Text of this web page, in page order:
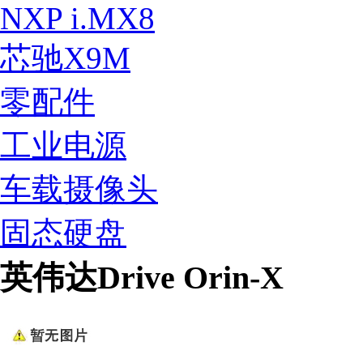
NXP i.MX8
芯驰X9M
零配件
工业电源
车载摄像头
固态硬盘
英伟达Drive Orin-X